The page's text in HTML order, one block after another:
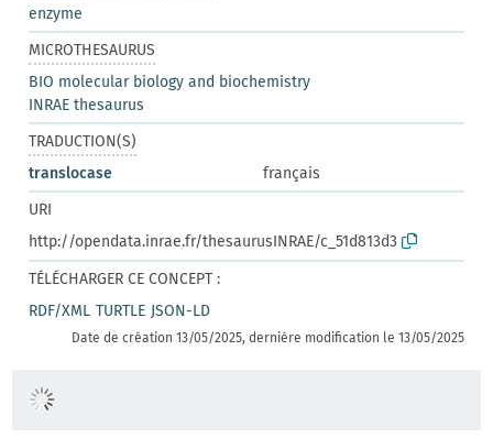
enzyme
MICROTHESAURUS
BIO molecular biology and biochemistry
INRAE thesaurus
TRADUCTION(S)
translocase
français
URI
http://opendata.inrae.fr/thesaurusINRAE/c_51d813d3
TÉLÉCHARGER CE CONCEPT :
RDF/XML TURTLE JSON-LD
Date de création 13/05/2025, dernière modification le 13/05/2025